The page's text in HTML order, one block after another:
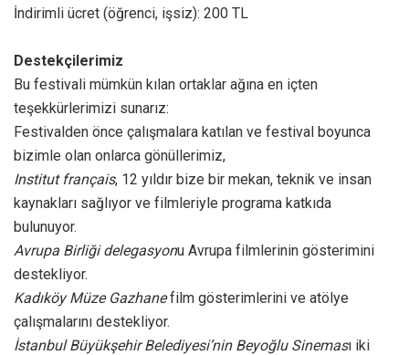
İndirimli ücret (öğrenci, işsiz): 200 TL
Destekçilerimiz
Bu festivali mümkün kılan ortaklar ağına en içten
teşekkürlerimizi sunarız:
Festivalden önce çalışmalara katılan ve festival boyunca
bizimle olan onlarca gönüllerimiz,
Institut français, 12 yıldır bize bir mekan, teknik ve insan
kaynakları sağlıyor ve filmleriyle programa katkıda
bulunuyor.
Avrupa Birliği delegasyonu Avrupa filmlerinin gösterimini
destekliyor.
Kadıköy Müze Gazhanefilm gösterimlerini ve atölye
çalışmalarını destekliyor.
İstanbul Büyükşehir Belediyesi’nin Beyoğlu Sineması iki